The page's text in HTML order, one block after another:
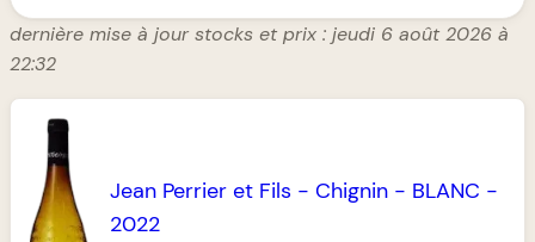
dernière mise à jour stocks et prix : jeudi 6 août 2026 à
22:32
Jean Perrier et Fils - Chignin - BLANC -
2022